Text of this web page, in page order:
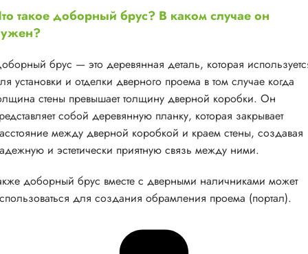
такое доборный брус? В каком случае он
брус — это деревянная деталь, которая
установки и отделки дверного проема в том случае когда
стены превышает толщину дверной коробки. Он
собой деревянную планку, которая закрывает
между дверной коробкой и краем стены, создавая
и эстетически приятную связь между ними.
доборный брус вместе с дверными наличниками может
для создания обрамления проема (портал).